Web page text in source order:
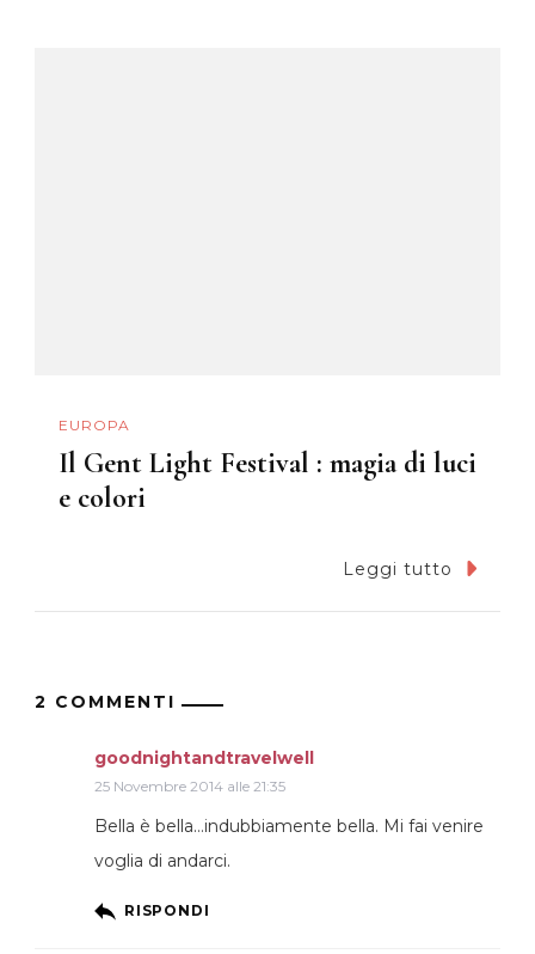
EUROPA
Il Gent Light Festival : magia di luci
e colori
Leggi tutto
2 COMMENTI
goodnightandtravelwell
25 Novembre 2014 alle 21:35
Bella è bella…indubbiamente bella. Mi fai venire
voglia di andarci.
RISPONDI